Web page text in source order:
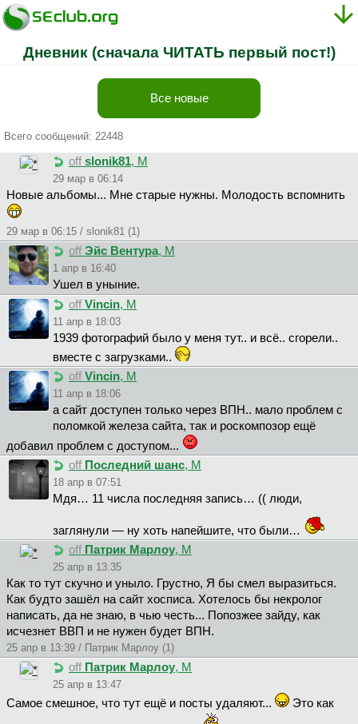
Дневник (сначала ЧИТАТЬ первый пост!)
Все новые
Всего сообщений: 22448
off slonik81, М
29 мар в 06:14
Новые альбомы... Мне старые нужны. Молодость вспомнить
29 мар в 06:15 / slonik81 (1)
off Эйс Вентура, М
1 апр в 16:40
Ушел в уныние.
off Vincin, М
11 апр в 18:03
1939 фотографий было у меня тут.. и всё.. сгорели..
вместе с загрузками..
off Vincin, М
11 апр в 18:06
а сайт доступен только через ВПН.. мало проблем с
поломкой железа сайта, так и роскомпозор ещё
добавил проблем с доступом...
off Последний шанс, М
18 апр в 07:51
Мдя… 11 числа последняя запись… (( люди,
заглянули — ну хоть напейшите, что были…
off Патрик Марлоу, М
25 апр в 13:35
Как то тут скучно и уныло. Грустно, Я бы смел выразиться.
Как будто зашёл на сайт хосписа. Хотелось бы некролог
написать, да не знаю, в чью честь... Попозжее зайду, как
исчезнет ВВП и не нужен будет ВПН.
25 апр в 13:39 / Патрик Марлоу (1)
off Патрик Марлоу, М
25 апр в 13:47
Самое смешное, что тут ещё и посты удаляют...
Это как